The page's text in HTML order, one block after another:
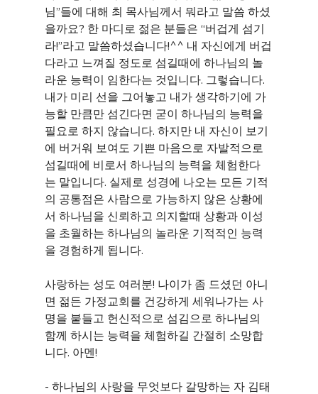
님”들에 대해 최 목사님께서 뭐라고 말씀 하셨
을까요? 한 마디로 젊은 분들은 “버겁게 섬기
라!”라고 말씀하셨습니다!^^ 내 자신에게 버겁
다라고 느껴질 정도로 섬길때에 하나님의 놀
라운 능력이 임한다는 것입니다. 그렇습니다.
내가 미리 선을 그어놓고 내가 생각하기에 가
능할 만큼만 섬긴다면 굳이 하나님의 능력을
필요로 하지 않습니다. 하지만 내 자신이 보기
에 버거워 보여도 기쁜 마음으로 자발적으로
섬길때에 비로서 하나님의 능력을 체험한다
는 말입니다. 실제로 성경에 나오는 모든 기적
의 공통점은 사람으로 가능하지 않은 상황에
서 하나님을 신뢰하고 의지할때 상황과 이성
을 초월하는 하나님의 놀라운 기적적인 능력
을 경험하게 됩니다.
사랑하는 성도 여러분! 나이가 좀 드셨던 아니
면 젊든 가정교회를 건강하게 세워나가는 사
명을 붙들고 헌신적으로 섬김으로 하나님의
함께 하시는 능력을 체험하길 간절히 소망합
니다. 아멘!
- 하나님의 사랑을 무엇보다 갈망하는 자 김태